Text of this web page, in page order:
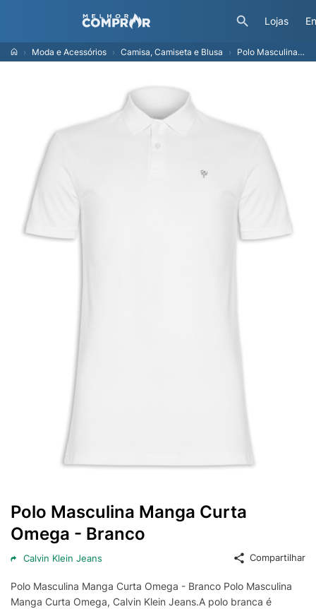
Lojas
Moda e Acessórios Camisa, Camiseta e Blusa Polo Masculina Manga Curta Omega - Branco
Polo Masculina Manga Curta
Omega - Branco
Calvin Klein Jeans Compartilhar
Polo Masculina Manga Curta Omega - Branco Polo Masculina
Manga Curta Omega, Calvin Klein Jeans.A polo branca é